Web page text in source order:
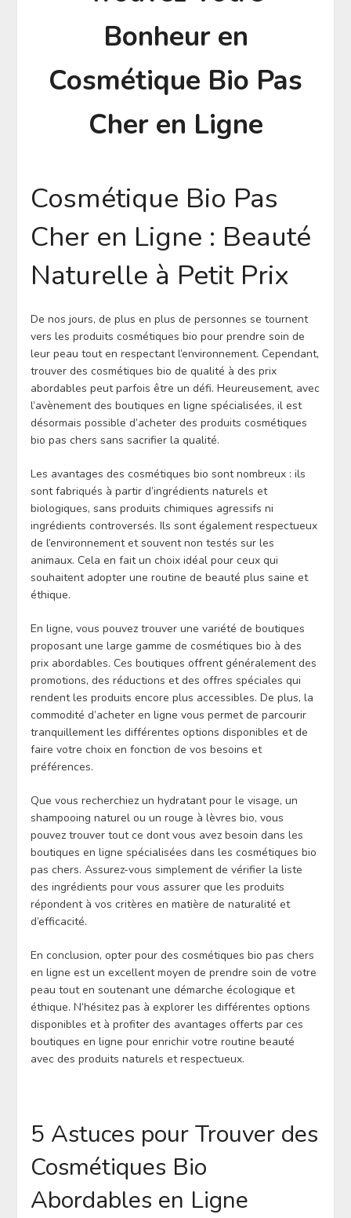
Bonheur en
Cosmétique Bio Pas
Cher en Ligne
Cosmétique Bio Pas
Cher en Ligne : Beauté
Naturelle à Petit Prix
De nos jours, de plus en plus de personnes se tournent
vers les produits cosmétiques bio pour prendre soin de
leur peau tout en respectant l’environnement. Cependant,
trouver des cosmétiques bio de qualité à des prix
abordables peut parfois être un défi. Heureusement, avec
l’avènement des boutiques en ligne spécialisées, il est
désormais possible d’acheter des produits cosmétiques
bio pas chers sans sacrifier la qualité.
Les avantages des cosmétiques bio sont nombreux : ils
sont fabriqués à partir d’ingrédients naturels et
biologiques, sans produits chimiques agressifs ni
ingrédients controversés. Ils sont également respectueux
de l’environnement et souvent non testés sur les
animaux. Cela en fait un choix idéal pour ceux qui
souhaitent adopter une routine de beauté plus saine et
éthique.
En ligne, vous pouvez trouver une variété de boutiques
proposant une large gamme de cosmétiques bio à des
prix abordables. Ces boutiques offrent généralement des
promotions, des réductions et des offres spéciales qui
rendent les produits encore plus accessibles. De plus, la
commodité d’acheter en ligne vous permet de parcourir
tranquillement les différentes options disponibles et de
faire votre choix en fonction de vos besoins et
préférences.
Que vous recherchiez un hydratant pour le visage, un
shampooing naturel ou un rouge à lèvres bio, vous
pouvez trouver tout ce dont vous avez besoin dans les
boutiques en ligne spécialisées dans les cosmétiques bio
pas chers. Assurez-vous simplement de vérifier la liste
des ingrédients pour vous assurer que les produits
répondent à vos critères en matière de naturalité et
d’efficacité.
En conclusion, opter pour des cosmétiques bio pas chers
en ligne est un excellent moyen de prendre soin de votre
peau tout en soutenant une démarche écologique et
éthique. N’hésitez pas à explorer les différentes options
disponibles et à profiter des avantages offerts par ces
boutiques en ligne pour enrichir votre routine beauté
avec des produits naturels et respectueux.
5 Astuces pour Trouver des
Cosmétiques Bio
Abordables en Ligne